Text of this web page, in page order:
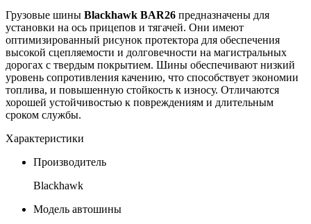
Грузовые шины Blackhawk BAR26 предназначены для
установки на ось прицепов и тягачей. Они имеют
оптимизированный рисунок протектора для обеспечения
высокой сцепляемости и долговечности на магистральных
дорогах с твердым покрытием. Шины обеспечивают низкий
уровень сопротивления качению, что способствует экономии
топлива, и повышенную стойкость к износу. Отличаются
хорошей устойчивостью к повреждениям и длительным
сроком службы.
Характеристики
Производитель
Blackhawk
Модель автошины